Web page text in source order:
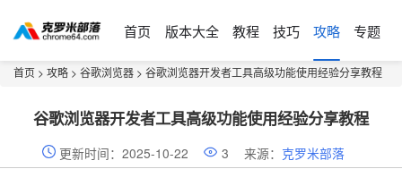
首页 版本大全 教程 技巧 攻略 专题
首页 > 攻略 > 谷歌浏览器 > 谷歌浏览器开发者工具高级功能使用经验分享教程
谷歌浏览器开发者工具高级功能使用经验分享教程
更新时间：2025-10-22 3 来源： 克罗米部落